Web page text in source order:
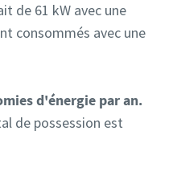
de 61 kW avec une
consommés avec une
d'énergie par an.
de possession est